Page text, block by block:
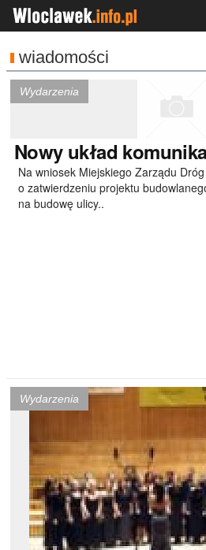
wiadomości
Wydarzenia
Nowyukład
Na wniosek Miejskiego Zarządu
o zatwierdzeniu projektu
na budowę ulicy..
Wydarzenia